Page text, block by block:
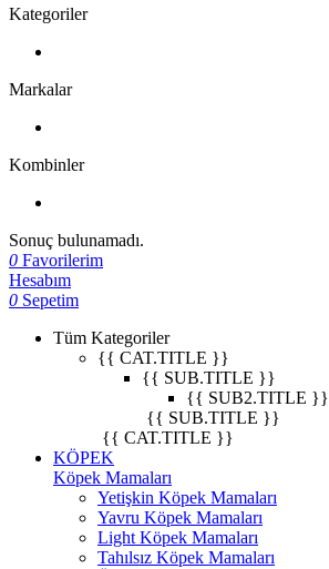
Kategoriler
Markalar
Kombinler
Sonuç bulunamadı.
0 Favorilerim
Hesabım
0 Sepetim
Tüm Kategoriler
{{ CAT.TITLE }}
{{ SUB.TITLE }}
{{ SUB2.TITLE }}
{{ SUB.TITLE }}
{{ CAT.TITLE }}
KÖPEK
Köpek Mamaları
Yetişkin Köpek Mamaları
Yavru Köpek Mamaları
Light Köpek Mamaları
Tahılsız Köpek Mamaları